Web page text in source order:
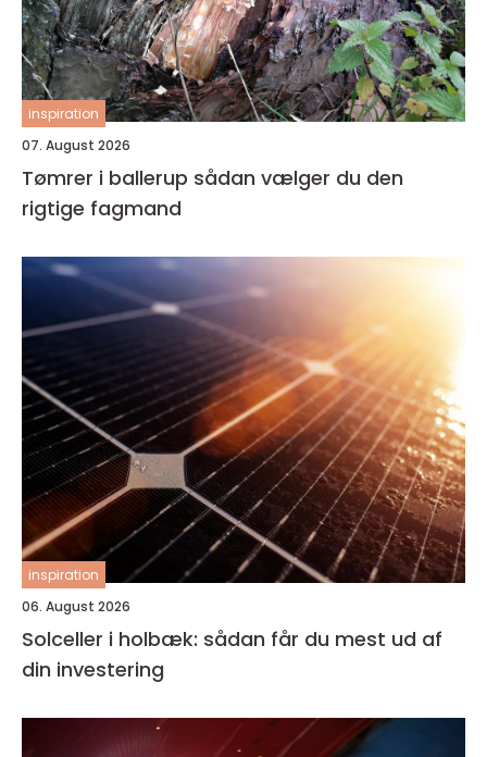
inspiration
07. August 2026
Tømrer i ballerup sådan vælger du den
rigtige fagmand
inspiration
06. August 2026
Solceller i holbæk: sådan får du mest ud af
din investering